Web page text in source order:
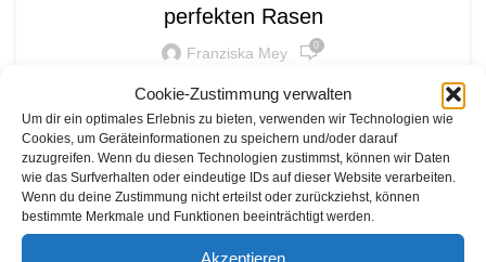
Cookie-Zustimmung verwalten
Um dir ein optimales Erlebnis zu bieten, verwenden wir Technologien wie
Cookies, um Geräteinformationen zu speichern und/oder darauf
zuzugreifen. Wenn du diesen Technologien zustimmst, können wir Daten
wie das Surfverhalten oder eindeutige IDs auf dieser Website verarbeiten.
Wenn du deine Zustimmung nicht erteilst oder zurückziehst, können
bestimmte Merkmale und Funktionen beeinträchtigt werden.
Akzeptieren
perfekten Rasen
Franziska Mey 0
Ein gepflegter Rasen ist der Stolz eines jeden
Gartenbesitzers. Doch das ständige Rasenmähen
kann zeitaufwendig und anstrengend sein. H...
WEITERLESEN